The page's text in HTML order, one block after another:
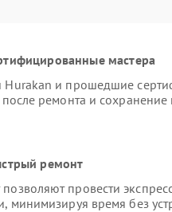
мастера
Hurakan и прошедшие
ремонта и сохранение
ремонт
провести
минимизируя время без